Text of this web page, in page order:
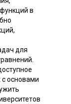
в
для
с основами